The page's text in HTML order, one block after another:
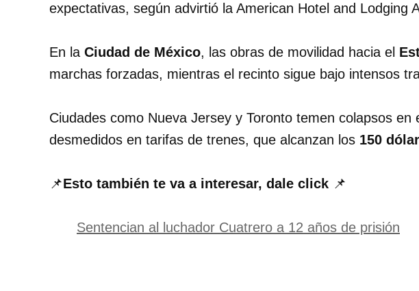
expectativas, según advirtió la American Hotel and Lodging
En la Ciudad de México, las obras de movilidad hacia el
marchas forzadas, mientras el recinto sigue bajo intensos
Ciudades como Nueva Jersey y Toronto temen colapsos en
desmedidos en tarifas de trenes, que alcanzan los 150
📌Esto también te va a interesar, dale click 📌
Sentencian al luchador Cuatrero a 12 años de prisión